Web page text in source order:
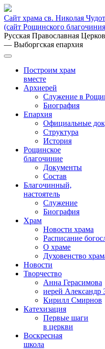
Сайт храма св. Николая
(сайт Рощинского
Русская Православная
— Выборгская епархия
Построим храм
вместе
Архиерей
Служение в
Биография
Епархия
Официальные
Структура
История
Рощинское
благочиние
Документы
Состав
Благочинный,
настоятель
Служение
Биография
Храм
Новости храма
Расписание
О храме
Духовенство
Новости
Творчество
Анна Герасимова
иерей Александр
Кирилл Смирнов
Катехизация
Первые шаги
в церкви
Воскресная
школа